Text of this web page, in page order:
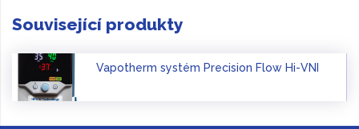
Související produkty
Vapotherm systém Precision Flow Hi-VNI